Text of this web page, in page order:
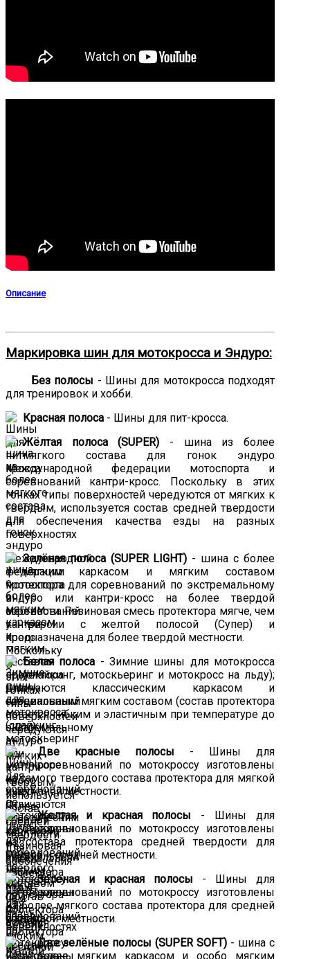
Описание
Маркировка шин для мотокросса и Эндуро:
Без полосы - Шины для мотокросса подходят
для тренировок и хобби.
Красная полоса - Шины для пит-кросса.
Жёлтая полоса (SUPER) - шина из более
мягкого состава для гонок эндуро
Международной федерации мотоспорта и
соревнований кантри-кросс. Поскольку в этих
гонках типы поверхностей чередуются от мягких к
твердым, используется состав средней твердости
для обеспечения качества езды на разных
поверхностях
Зелёная полоса (SUPER LIGHT) - шина с более
мягким каркасом и мягким составом
протектора для соревнований по экстремальному
эндуро или кантри-кросс на более твердой
местности. Резиновая смесь протектора мягче, чем
у версии с желтой полосой (Супер) и
предназначена для более твердой местности.
Белая полоса - Зимние шины для мотокросса
(спайкинг, мотоскьеринг и мотокросс на льду);
Отличаются классическим каркасом и
специальным мягким составом (состав протектора
остается гибким и эластичным при температуре до
-10°C).
Две красные полосы - Шины для
соревнований по мотокроссу изготовлены
из самого твердого состава протектора для мягкой
и песчаной местности.
Желтая и красная полосы - Шины для
соревнований по мотокроссу изготовлены
из состава протектора средней твердости для
мягкой и средней местности.
Зеленая и красная полосы - Шины для
соревнований по мотокроссу изготовлены
из более мягкого состава протектора для средней
и твердой местности.
Две зелёные полосы (SUPER SOFT)- шина с
более мягким каркасом и особо мягким